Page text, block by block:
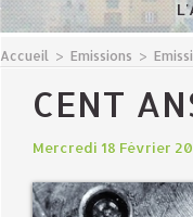
Accueil > Emissions >
CENT
Mercredi 18 Février